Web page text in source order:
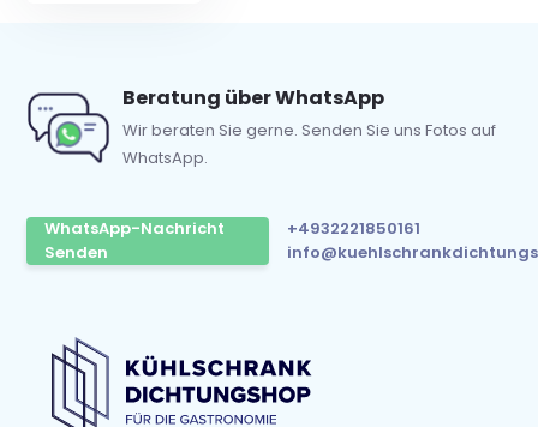
Beratung über WhatsApp
Wir beraten Sie gerne. Senden Sie uns Fotos auf
WhatsApp.
WhatsApp-Nachricht
Senden
+4932221850161